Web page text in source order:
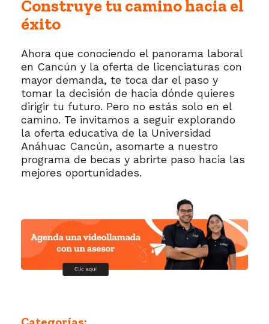
Construye tu camino hacia el
éxito
Ahora que conociendo el panorama laboral
en Cancún y la oferta de licenciaturas con
mayor demanda, te toca dar el paso y
tomar la decisión de hacia dónde quieres
dirigir tu futuro. Pero no estás solo en el
camino. Te invitamos a seguir explorando
la oferta educativa de la Universidad
Anáhuac Cancún, asomarte a nuestro
programa de becas y abrirte paso hacia las
mejores oportunidades.